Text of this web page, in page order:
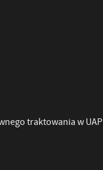
traktowania w UAP